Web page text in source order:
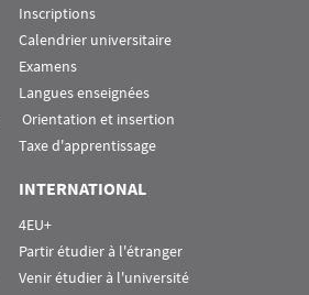
Inscriptions
Calendrier universitaire
Examens
Langues enseignées
Orientation et insertion
Taxe d'apprentissage
INTERNATIONAL
4EU+
Partir étudier à l'étranger
Venir étudier à l'université